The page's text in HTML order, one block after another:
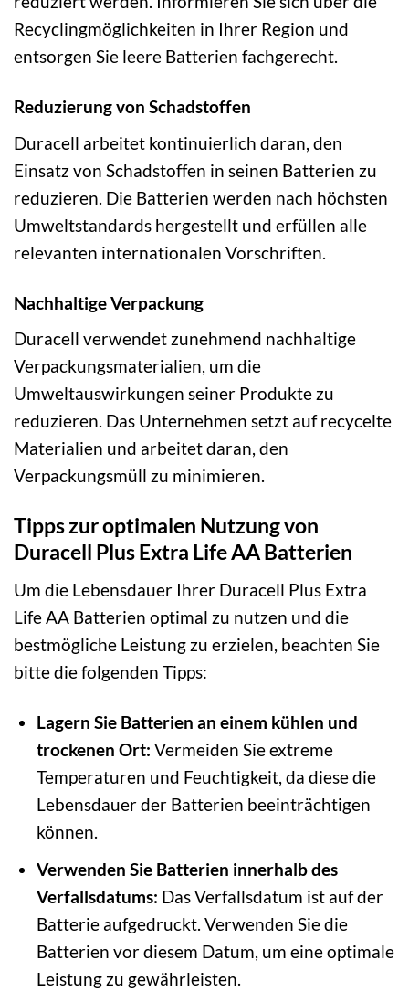
Recyclingmöglichkeiten in Ihrer Region und
entsorgen Sie leere Batterien fachgerecht.
Reduzierung von Schadstoffen
Duracell arbeitet kontinuierlich daran, den
Einsatz von Schadstoffen in seinen Batterien zu
reduzieren. Die Batterien werden nach höchsten
Umweltstandards hergestellt und erfüllen alle
relevanten internationalen Vorschriften.
Nachhaltige Verpackung
Duracell verwendet zunehmend nachhaltige
Verpackungsmaterialien, um die
Umweltauswirkungen seiner Produkte zu
reduzieren. Das Unternehmen setzt auf recycelte
Materialien und arbeitet daran, den
Verpackungsmüll zu minimieren.
Tipps zur optimalen Nutzung von
Duracell Plus Extra Life AA Batterien
Um die Lebensdauer Ihrer Duracell Plus Extra
Life AA Batterien optimal zu nutzen und die
bestmögliche Leistung zu erzielen, beachten Sie
bitte die folgenden Tipps:
Lagern Sie Batterien an einem kühlen und
trockenen Ort: Vermeiden Sie extreme
Temperaturen und Feuchtigkeit, da diese die
Lebensdauer der Batterien beeinträchtigen
können.
Verwenden Sie Batterien innerhalb des
Verfallsdatums: Das Verfallsdatum ist auf der
Batterie aufgedruckt. Verwenden Sie die
Batterien vor diesem Datum, um eine optimale
Leistung zu gewährleisten.